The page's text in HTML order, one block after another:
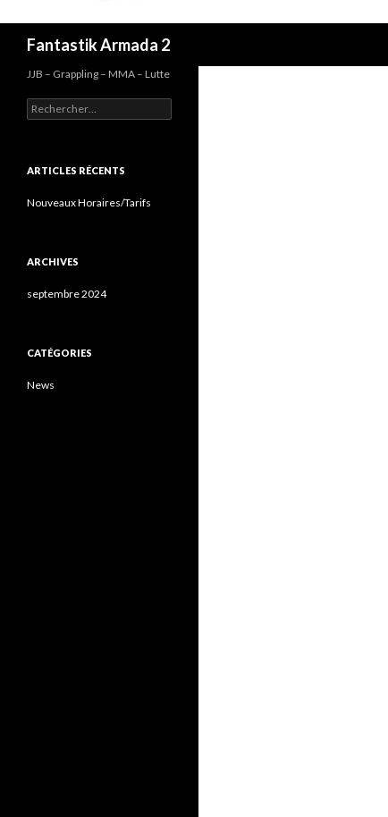
Fantastik Armada 2
JJB – Grappling – MMA – Lutte
Rechercher :
ARTICLES RÉCENTS
Nouveaux Horaires/Tarifs
ARCHIVES
septembre 2024
CATÉGORIES
News